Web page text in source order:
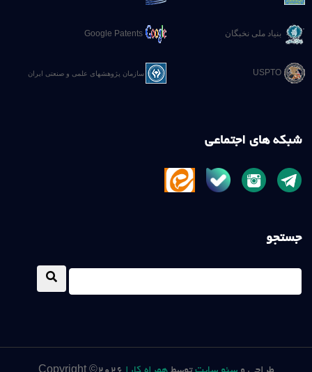
بنیاد ملی نخبگان Google Patents
USPTO سازمان پژوهشهای علمی و صنعتی ايران
شبکه های اجتماعی
جستجو